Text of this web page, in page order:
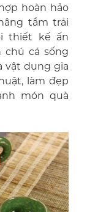
hoàn hảo
tầm trải
thiết kế ấn
cá sống
vật dụng gia
làm đẹp
món quà